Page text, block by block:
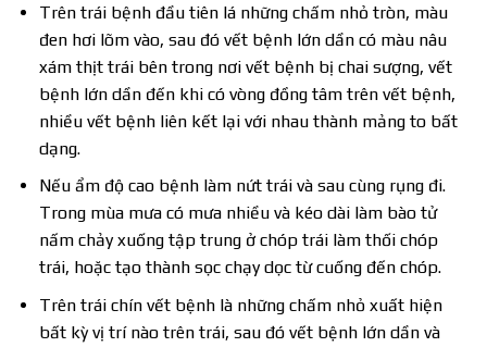
Trên trái bệnh đầu tiên lá những chấm nhỏ tròn, màu
đen hơi lõm vào, sau đó vết bệnh lớn dần có màu nâu
xám thịt trái bên trong nơi vết bệnh bị chai sượng, vết
bệnh lớn dần đến khi có vòng đồng tâm trên vết bệnh,
nhiều vết bệnh liên kết lại với nhau thành mảng to bất
dạng.
Nếu ẩm độ cao bệnh làm nứt trái và sau cùng rụng đi.
Trong mùa mưa có mưa nhiều và kéo dài làm bào tử
nấm chảy xuống tập trung ở chóp trái làm thối chóp
trái, hoặc tạo thành sọc chạy dọc từ cuống đến chóp.
Trên trái chín vết bệnh là những chấm nhỏ xuất hiện
bất kỳ vị trí nào trên trái, sau đó vết bệnh lớn dần và